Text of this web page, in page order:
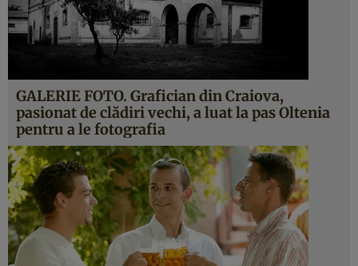
GALERIE FOTO. Grafician din Craiova,
pasionat de clădiri vechi, a luat la pas Oltenia
pentru a le fotografia